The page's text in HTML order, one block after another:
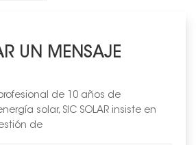
UN MENSAJE
de 10 años de
solar, SIC SOLAR insiste en
de